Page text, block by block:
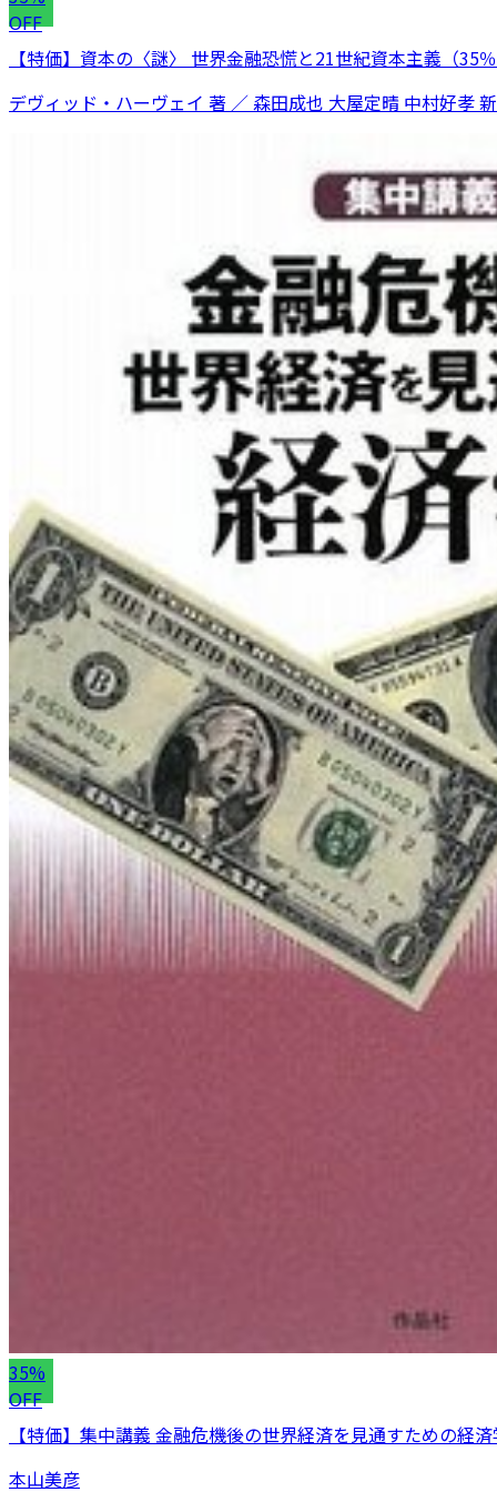
OFF
【特価】資本の〈謎〉 世界金融恐慌と21世紀資本主義（35
デヴィッド・ハーヴェイ 著 ／ 森田成也 大屋定晴 中村好孝
35%
OFF
【特価】集中講義 金融危機後の世界経済を見通すための経
本山美彦